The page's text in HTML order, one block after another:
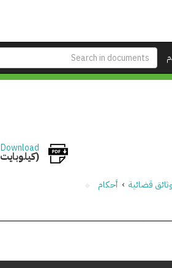
Download
(596.38 كيلوبايت)
قضائية › أحكام